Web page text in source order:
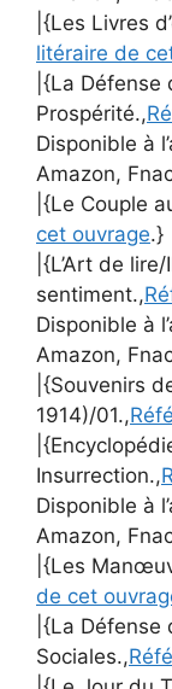
|{Les Livres
litéraire de
|{La Défense
Prospérité.,
Disponible à
Amazon,
|{Le Couple
cet ouvrage.}
|{L’Art de
sentiment.,
Disponible à
Amazon,
|{Souvenirs
1914)/01.,
Insurrection.,
Disponible à
Amazon,
|{Les
de cet
|{La
Sociales.,